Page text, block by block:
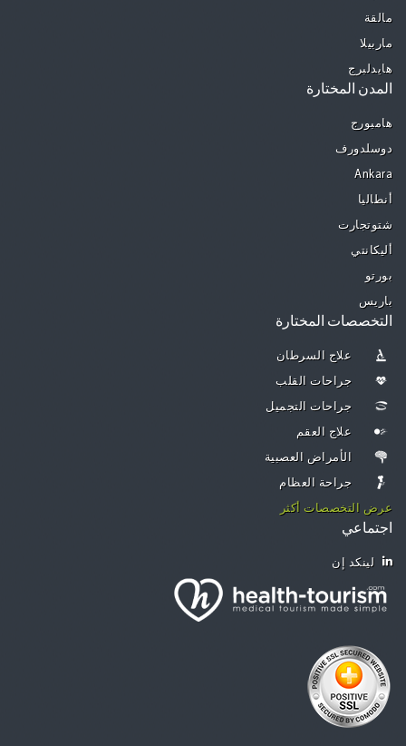
مالقة
ماربيلا
هايدلبرج
المدن المختارة
هامبورج
دوسلدورف
Ankara
أنطاليا
شتوتجارت
أليكانتي
بورتو
باريس
التخصصات المختارة
علاج السرطان
جراحات القلب
جراحات التجميل
علاج العقم
الأمراض العصبية
جراحة العظام
عرض التخصصات أكثر
اجتماعي
لينكد إن